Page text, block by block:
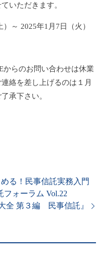
いただきます。
～ 2025年1月7日（火）
らのお問い合わせは休業
絡を差し上げるのは１月
承下さい。
る！民事信託実務入門
フォーラム Vol.22
全 第３編 民事信託』